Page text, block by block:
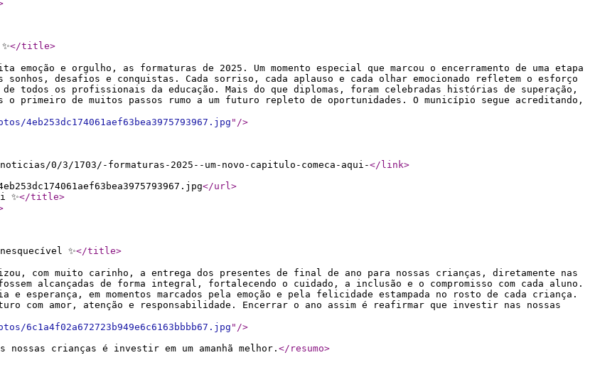
</title>
e orgulho, as formaturas de 2025. Um momento especial que marcou o encerramento de uma etapa
desafios e conquistas. Cada sorriso, cada aplauso e cada olhar emocionado refletem o esforço
todos os profissionais da educação. Mais do que diplomas, foram celebradas histórias de superação,
o primeiro de muitos passos rumo a um futuro repleto de oportunidades. O município segue acreditando,
" />
0/3/1703/-formaturas-2025--um-novo-capitulo-comeca-aqui-</link>
</url>
✨</title>
✨</title>
com muito carinho, a entrega dos presentes de final de ano para nossas crianças, diretamente nas
alcançadas de forma integral, fortalecendo o cuidado, a inclusão e o compromisso com cada aluno.
esperança, em momentos marcados pela emoção e pela felicidade estampada no rosto de cada criança.
com amor, atenção e responsabilidade. Encerrar o ano assim é reafirmar que investir nas nossas
" />
crianças é investir em um amanhã melhor. </resumo>